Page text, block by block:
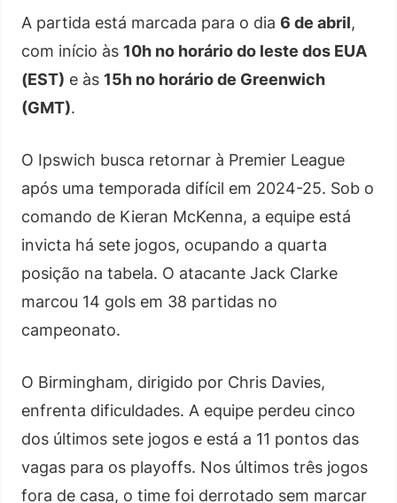
A partida está marcada para o dia 6 de abril,
com início às 10h no horário do leste dos EUA
(EST) e às 15h no horário de Greenwich
(GMT).
O Ipswich busca retornar à Premier League
após uma temporada difícil em 2024-25. Sob o
comando de Kieran McKenna, a equipe está
invicta há sete jogos, ocupando a quarta
posição na tabela. O atacante Jack Clarke
marcou 14 gols em 38 partidas no
campeonato.
O Birmingham, dirigido por Chris Davies,
enfrenta dificuldades. A equipe perdeu cinco
dos últimos sete jogos e está a 11 pontos das
vagas para os playoffs. Nos últimos três jogos
fora de casa, o time foi derrotado sem marcar